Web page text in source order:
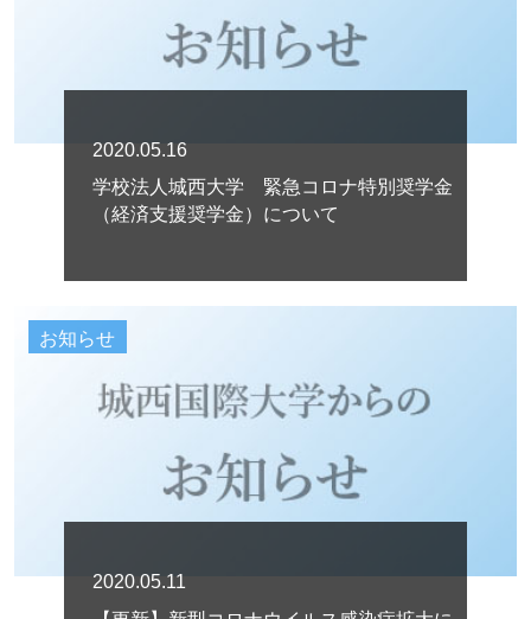
2020.05.16
学校法人城西大学 緊急コロナ特別奨学金
（経済支援奨学金）について
お知らせ
2020.05.11